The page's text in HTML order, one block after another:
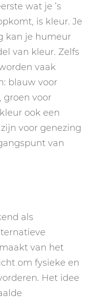
wat je ’s
is kleur. Je
kan je humeur
van kleur. Zelfs
vaak
blauw voor
groen voor
ook een
voor genezing
van
als
van het
om fysieke en
Het idee